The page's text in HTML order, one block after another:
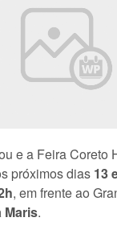
e a Feira Coreto
próximos dias 13
, em frente ao
Maris.